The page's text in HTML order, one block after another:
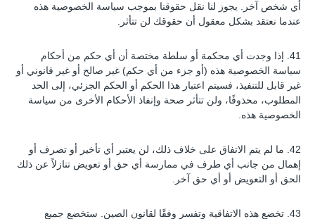
أي شخص آخر. يجوز لنا نقل حقوقنا بموجب سياسة الخصوصية هذه
عندما نعتقد بشكل معقول أن حقوقك لن تتأثر.
41. إذا وجدت أي محكمة أو سلطة مختصة أن أي حكم من أحكام
سياسة الخصوصية هذه (أو جزء من أي حكم) غير صالح أو غير قانوني أو
غير قابل للتنفيذ، فسيتم اعتبار هذا الحكم أو الحكم الجزئي، إلى الحد
المطلوب، محذوفًا، ولن تتأثر صحة وإنفاذ الأحكام الأخرى من سياسة
الخصوصية هذه.
42. ما لم يتم الاتفاق على خلاف ذلك، لن يعتبر أي تأخير أو تصرف أو
إهمال من جانب أي طرف في ممارسة أي حق أو تعويض تنازلاً عن ذلك
الحق أو التعويض أو أي حق آخر.
43. تخضع هذه الاتفاقية وتفسر وفقًا لقانون الصين. ستخضع جميع